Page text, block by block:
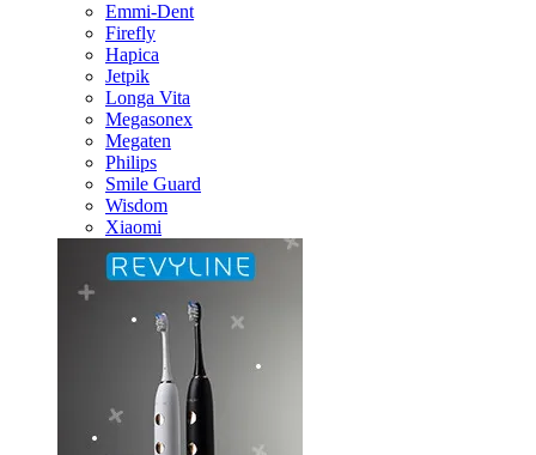
Emmi-Dent
Firefly
Hapica
Jetpik
Longa Vita
Megasonex
Megaten
Philips
Smile Guard
Wisdom
Xiaomi